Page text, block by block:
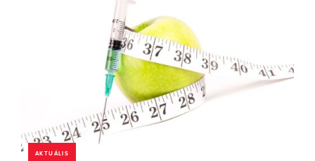
AKTUÁLIS